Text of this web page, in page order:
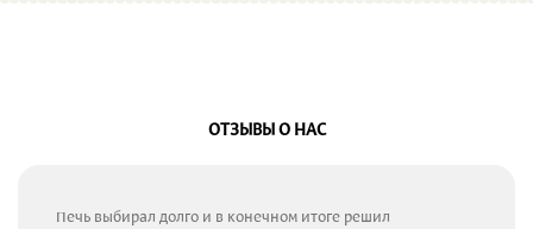
ОТЗЫВЫ О НАС
Печь выбирал долго и в конечном итоге решил